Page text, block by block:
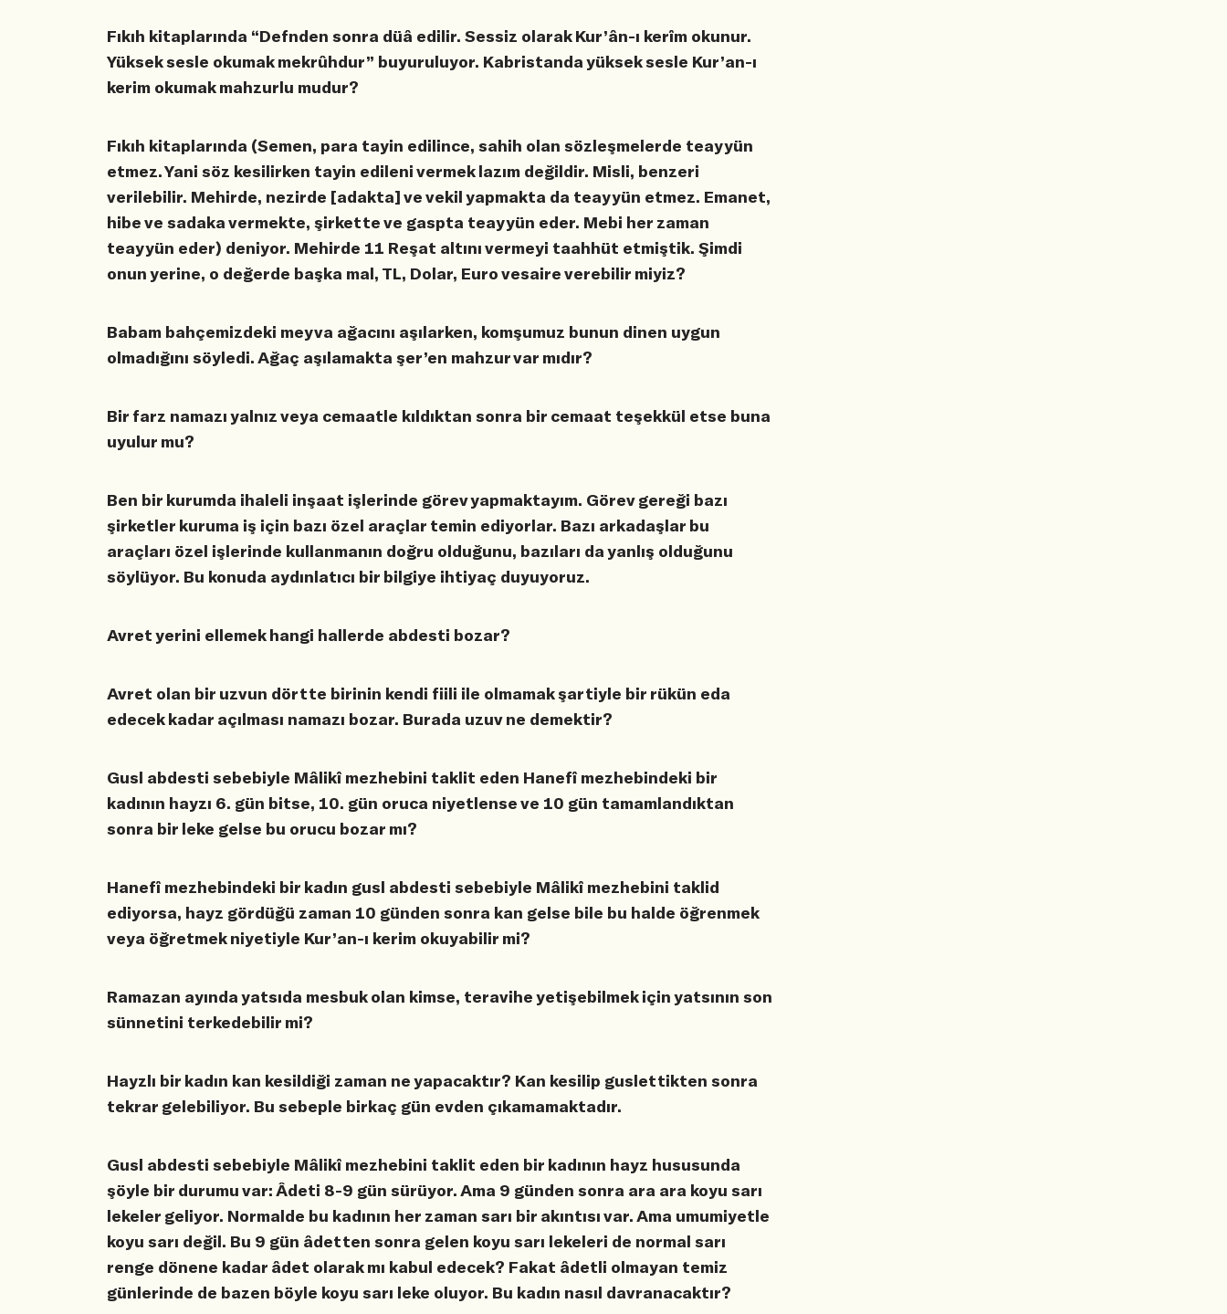
Fıkıh kitaplarında “Defnden sonra düâ edilir. Sessiz olarak Kur’ân-ı kerîm okunur.
Yüksek sesle okumak mekrûhdur” buyuruluyor. Kabristanda yüksek sesle Kur’an-ı
kerim okumak mahzurlu mudur?
Fıkıh kitaplarında (Semen, para tayin edilince, sahih olan sözleşmelerde teayyün
etmez. Yani söz kesilirken tayin edileni vermek lazım değildir. Misli, benzeri
verilebilir. Mehirde, nezirde [adakta] ve vekil yapmakta da teayyün etmez. Emanet,
hibe ve sadaka vermekte, şirkette ve gaspta teayyün eder. Mebi her zaman
teayyün eder) deniyor. Mehirde 11 Reşat altını vermeyi taahhüt etmiştik. Şimdi
onun yerine, o değerde başka mal, TL, Dolar, Euro vesaire verebilir miyiz?
Babam bahçemizdeki meyva ağacını aşılarken, komşumuz bunun dinen uygun
olmadığını söyledi. Ağaç aşılamakta şer’en mahzur var mıdır?
Bir farz namazı yalnız veya cemaatle kıldıktan sonra bir cemaat teşekkül etse buna
uyulur mu?
Ben bir kurumda ihaleli inşaat işlerinde görev yapmaktayım. Görev gereği bazı
şirketler kuruma iş için bazı özel araçlar temin ediyorlar. Bazı arkadaşlar bu
araçları özel işlerinde kullanmanın doğru olduğunu, bazıları da yanlış olduğunu
söylüyor. Bu konuda aydınlatıcı bir bilgiye ihtiyaç duyuyoruz.
Avret yerini ellemek hangi hallerde abdesti bozar?
Avret olan bir uzvun dörtte birinin kendi fiili ile olmamak şartiyle bir rükün eda
edecek kadar açılması namazı bozar. Burada uzuv ne demektir?
Gusl abdesti sebebiyle Mâlikî mezhebini taklit eden Hanefî mezhebindeki bir
kadının hayzı 6. gün bitse, 10. gün oruca niyetlense ve 10 gün tamamlandıktan
sonra bir leke gelse bu orucu bozar mı?
Hanefî mezhebindeki bir kadın gusl abdesti sebebiyle Mâlikî mezhebini taklid
ediyorsa, hayz gördüğü zaman 10 günden sonra kan gelse bile bu halde öğrenmek
veya öğretmek niyetiyle Kur’an-ı kerim okuyabilir mi?
Ramazan ayında yatsıda mesbuk olan kimse, teravihe yetişebilmek için yatsının son
sünnetini terkedebilir mi?
Hayzlı bir kadın kan kesildiği zaman ne yapacaktır? Kan kesilip guslettikten sonra
tekrar gelebiliyor. Bu sebeple birkaç gün evden çıkamamaktadır.
Gusl abdesti sebebiyle Mâlikî mezhebini taklit eden bir kadının hayz hususunda
şöyle bir durumu var: Âdeti 8-9 gün sürüyor. Ama 9 günden sonra ara ara koyu sarı
lekeler geliyor. Normalde bu kadının her zaman sarı bir akıntısı var. Ama umumiyetle
koyu sarı değil. Bu 9 gün âdetten sonra gelen koyu sarı lekeleri de normal sarı
renge dönene kadar âdet olarak mı kabul edecek? Fakat âdetli olmayan temiz
günlerinde de bazen böyle koyu sarı leke oluyor. Bu kadın nasıl davranacaktır?